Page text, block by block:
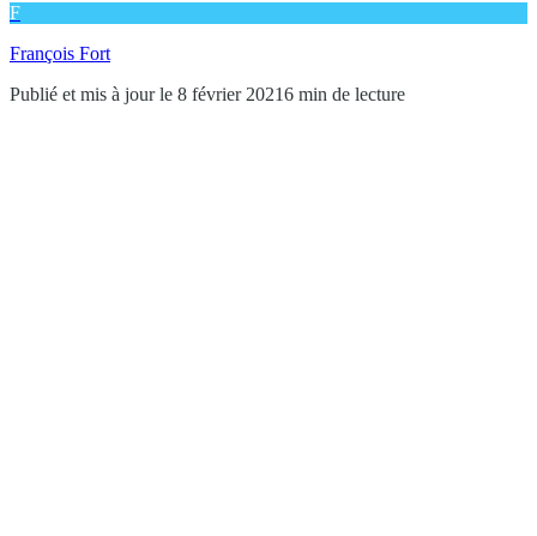
F
François Fort
Publié et mis à jour le 8 février 20216 min de lecture